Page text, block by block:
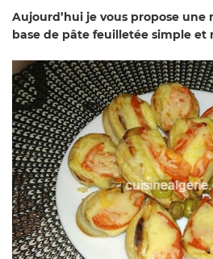
Aujourd’hui je vous propose une
base de pâte feuilletée simple et